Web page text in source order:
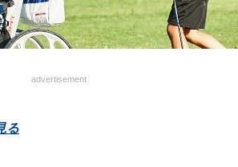
advertisement
る